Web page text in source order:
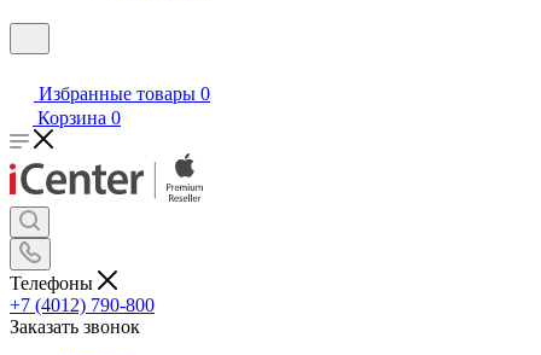
Избранные товары 0
Корзина 0
Телефоны
+7 (4012) 790-800
Заказать звонок